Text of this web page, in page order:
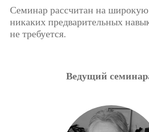
Семинар рассчитан на
никаких предварительных
не требуется.
Ведущий